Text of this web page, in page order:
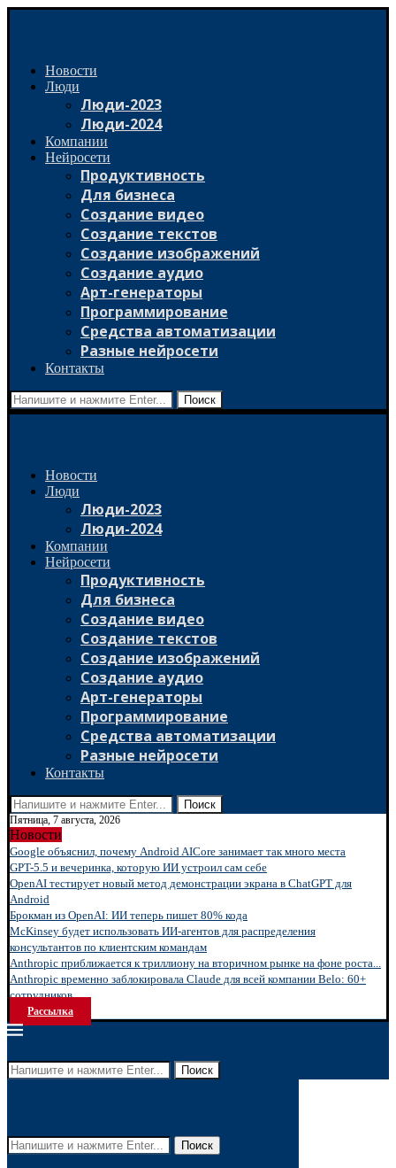
Новости
Люди
Люди-2023
Люди-2024
Компании
Нейросети
Продуктивность
Для бизнеса
Создание видео
Создание текстов
Создание изображений
Создание аудио
Арт-генераторы
Программирование
Средства автоматизации
Разные нейросети
Контакты
Поиск
Новости
Люди
Люди-2023
Люди-2024
Компании
Нейросети
Продуктивность
Для бизнеса
Создание видео
Создание текстов
Создание изображений
Создание аудио
Арт-генераторы
Программирование
Средства автоматизации
Разные нейросети
Контакты
Поиск
Пятница, 7 августа, 2026
Новости
Google объяснил, почему Android AICore занимает так много места
GPT-5.5 и вечеринка, которую ИИ устроил сам себе
OpenAI тестирует новый метод демонстрации экрана в ChatGPT для
Android
Брокман из OpenAI: ИИ теперь пишет 80% кода
McKinsey будет использовать ИИ-агентов для распределения
консультантов по клиентским командам
Anthropic приближается к триллиону на вторичном рынке на фоне роста...
Anthropic временно заблокировала Claude для всей компании Belo: 60+
сотрудников...
Рассылка
Поиск
Поиск